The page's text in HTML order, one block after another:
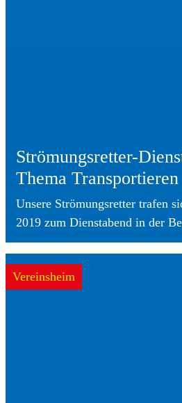
Strömungsretter-
Thema Transportieren
Unsere Strömungsretter trafen
2019 zum Dienstabend in der
Vereinsheim